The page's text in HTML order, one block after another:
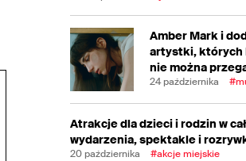
Amber Mark i
artystki, których
nie można
24 października
Atrakcje dla dzieci i rodzin w
wydarzenia, spektakle i
20 października #akcje miejskie